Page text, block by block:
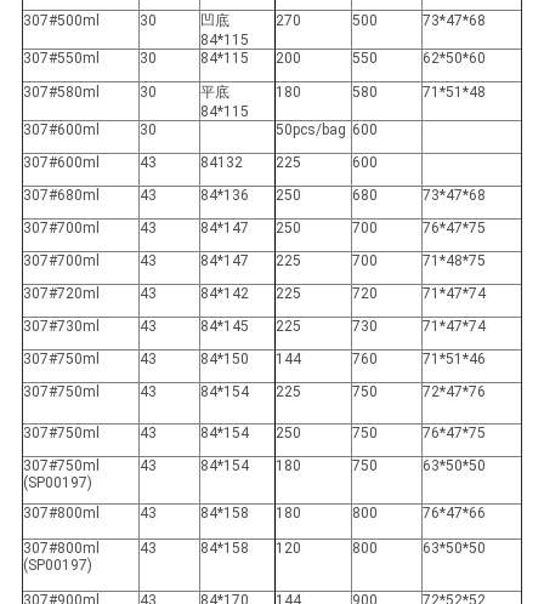
307#500ml
30
凹底
84*115
270 500 73*47*68
307#550ml 30 84*115 200 550
62*50*60
307#580ml
30
平底
84*115
180 580 71*51*48
307#600ml 30 50pcs/bag 600
307#600ml
43 84132 225
600
307#680ml
43 84*136 250 680
73*47*68
307#700ml
43 84*147 250 700
76*47*75
307#700ml
43 84*147 225 700
71*48*75
307#720ml
43 84*142 225 720
71*47*74
307#730ml
43 84*145 225 730
71*47*74
307#750ml
43 84*150 144 760
71*51*46
307#750ml
43 84*154 225 750 72*47*76
307#750ml 43 84*154 250 750
76*47*75
307#750ml
(SP00197)
43 84*154 180 750 63*50*50
307#800ml 43 84*158 180 800 76*47*66
307#800ml
(SP00197)
43 84*158 120 800 63*50*50